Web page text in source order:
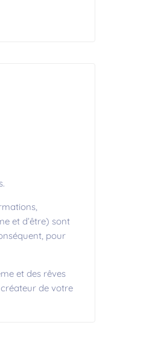
et d’être) sont
pour
et des rêves
de votre